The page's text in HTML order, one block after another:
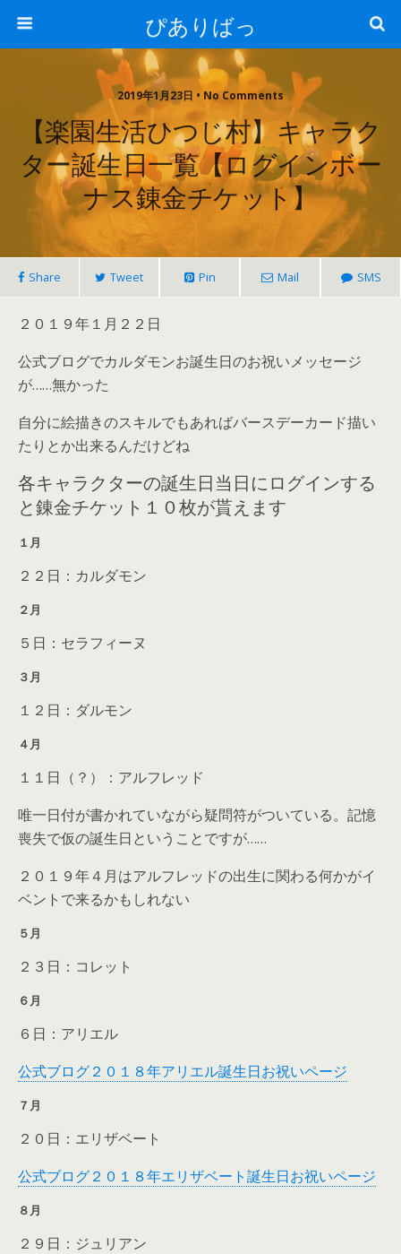
ぴありばっ
2019年1月23日 • No Comments
【楽園生活ひつじ村】キャラク
ター誕生日一覧【ログインボー
ナス錬金チケット】
Share Tweet Pin Mail SMS
２０１９年１月２２日
公式ブログでカルダモンお誕生日のお祝いメッセージ
が……無かった
自分に絵描きのスキルでもあればバースデーカード描い
たりとか出来るんだけどね
各キャラクターの誕生日当日にログインする
と錬金チケット１０枚が貰えます
１月
２２日：カルダモン
２月
５日：セラフィーヌ
３月
１２日：ダルモン
４月
１１日（？）：アルフレッド
唯一日付が書かれていながら疑問符がついている。記憶
喪失で仮の誕生日ということですが……
２０１９年４月はアルフレッドの出生に関わる何かがイ
ベントで来るかもしれない
５月
２３日：コレット
６月
６日：アリエル
公式ブログ２０１８年アリエル誕生日お祝いページ
７月
２０日：エリザベート
公式ブログ２０１８年エリザベート誕生日お祝いページ
８月
２９日：ジュリアン